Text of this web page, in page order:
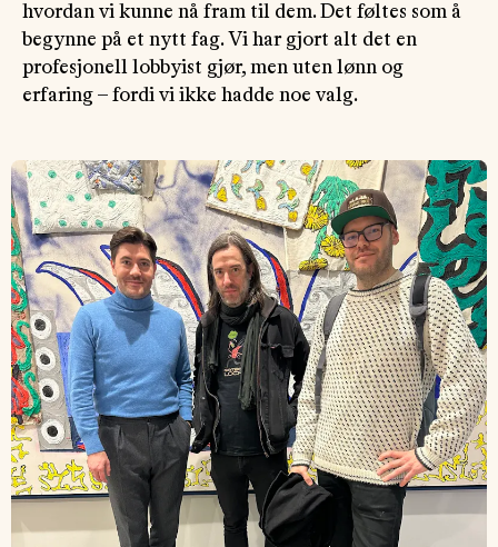
hvordan vi kunne nå fram til dem. Det føltes som å
begynne på et nytt fag. Vi har gjort alt det en
profesjonell lobbyist gjør, men uten lønn og
erfaring – fordi vi ikke hadde noe valg.